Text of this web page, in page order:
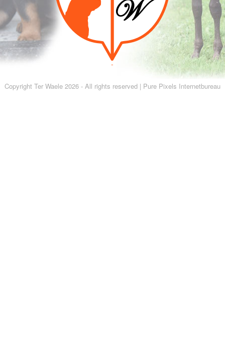
Copyright Ter Waele 2026 - All rights reserved | Pure Pixels Internetbureau